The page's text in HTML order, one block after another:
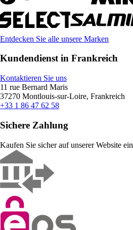
Entdecken Sie alle unsere Marken
Kundendienst in Frankreich
Kontaktieren Sie uns
11 rue Bernard Maris
37270 Montlouis-sur-Loire, Frankreich
+33 1 86 47 62 58
Sichere Zahlung
Kaufen Sie sicher auf unserer Website ein